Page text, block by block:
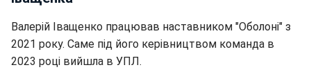
Валерій Іващенко працював наставником "Оболоні" з
2021 року. Саме під його керівництвом команда в
2023 році вийшла в УПЛ.